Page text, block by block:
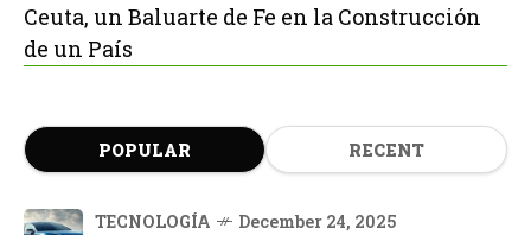
Ceuta, un Baluarte de Fe en la Construcción
de un País
POPULAR RECENT
TECNOLOGÍA December 24, 2025